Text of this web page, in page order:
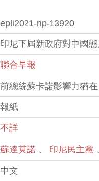
epli2021-np-13920
印尼下屆新政府對中國
聯合早報
前總統蘇卡諾影響力猶
報紙
不詳
蘇達莫諾 、 印尼民主黨
中文